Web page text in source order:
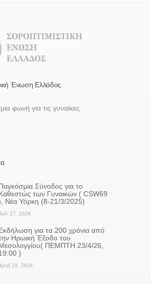
Ένωση Ελλάδος
φωνή για τις γυναίκες.
Σύνοδος για το
των Γυναικών ( CSW69
Νέα Υόρκη (8-21/3/2025)
27, 2026
για τα 200 χρόνια από
Ηρωική Έξοδο του
ΠΕΜΠΤΗ 23/4/26,
)
28, 2026